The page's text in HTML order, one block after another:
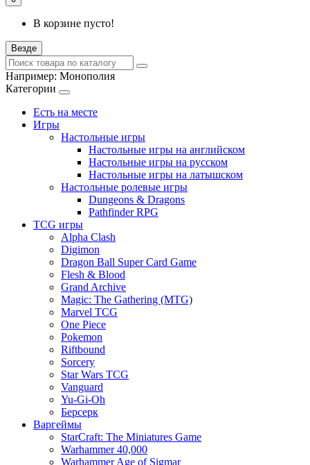
В корзине пусто!
Везде
Например: Монополия
Категории
Есть на месте
Игры
Настольные игры
Настольные игры на английском
Настольные игры на русском
Настольные игры на латышском
Настольные ролевые игры
Dungeons & Dragons
Pathfinder RPG
TCG игры
Alpha Clash
Digimon
Dragon Ball Super Card Game
Flesh & Blood
Grand Archive
Magic: The Gathering (MTG)
Marvel TCG
One Piece
Pokemon
Riftbound
Sorcery
Star Wars TCG
Vanguard
Yu-Gi-Oh
Берсерк
Варгеймы
StarCraft: The Miniatures Game
Warhammer 40,000
Warhammer Age of Sigmar